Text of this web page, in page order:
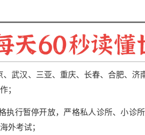
、武汉、三亚、重庆、长春、合肥、济
；
执行暂停开放，严格私人诊所、小诊
外考试；